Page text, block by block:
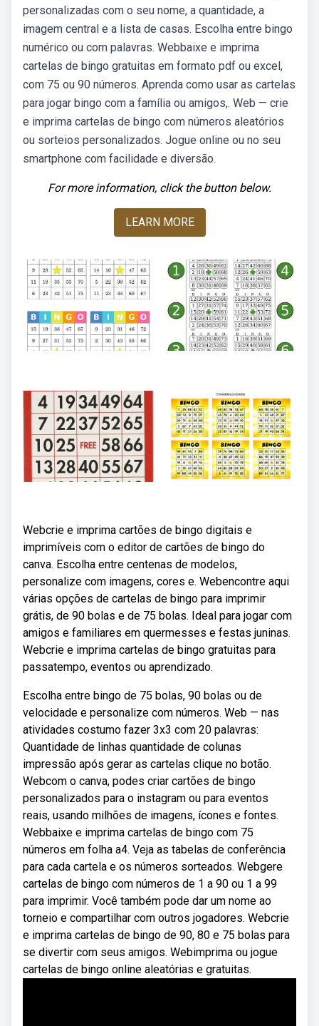
personalizadas com o seu nome, a quantidade, a
imagem central e a lista de casas. Escolha entre bingo
numérico ou com palavras. Webbaixe e imprima
cartelas de bingo gratuitas em formato pdf ou excel,
com 75 ou 90 números. Aprenda como usar as cartelas
para jogar bingo com a família ou amigos,. Web — crie
e imprima cartelas de bingo com números aleatórios
ou sorteios personalizados. Jogue online ou no seu
smartphone com facilidade e diversão.
For more information, click the button below.
LEARN MORE
Webcrie e imprima cartões de bingo digitais e
imprimíveis com o editor de cartões de bingo do
canva. Escolha entre centenas de modelos,
personalize com imagens, cores e. Webencontre aqui
várias opções de cartelas de bingo para imprimir
grátis, de 90 bolas e de 75 bolas. Ideal para jogar com
amigos e familiares em quermesses e festas juninas.
Webcrie e imprima cartelas de bingo gratuitas para
passatempo, eventos ou aprendizado.
Escolha entre bingo de 75 bolas, 90 bolas ou de
velocidade e personalize com números. Web — nas
atividades costumo fazer 3x3 com 20 palavras:
Quantidade de linhas quantidade de colunas
impressão após gerar as cartelas clique no botão.
Webcom o canva, podes criar cartões de bingo
personalizados para o instagram ou para eventos
reais, usando milhões de imagens, ícones e fontes.
Webbaixe e imprima cartelas de bingo com 75
números em folha a4. Veja as tabelas de conferência
para cada cartela e os números sorteados. Webgere
cartelas de bingo com números de 1 a 90 ou 1 a 99
para imprimir. Você também pode dar um nome ao
torneio e compartilhar com outros jogadores. Webcrie
e imprima cartelas de bingo de 90, 80 e 75 bolas para
se divertir com seus amigos. Webimprima ou jogue
cartelas de bingo online aleatórias e gratuitas.